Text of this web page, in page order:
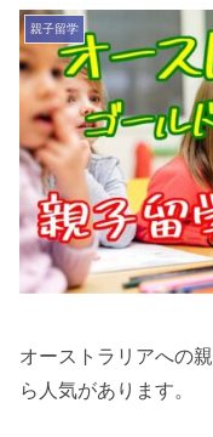
親子留学
オーストラリアへの
ら人気があります。